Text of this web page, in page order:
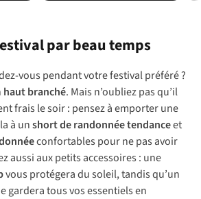
par beau temps
vous pendant votre festival préféré ?
haut branché. Mais n’oubliez pas qu’il
frais le soir : pensez à emporter une
à unshort de randonnée tendanceet
confortables pour ne pas avoir
aussi aux petits accessoires : une
vous protégera du soleil, tandis qu’un
gardera tous vos essentiels en